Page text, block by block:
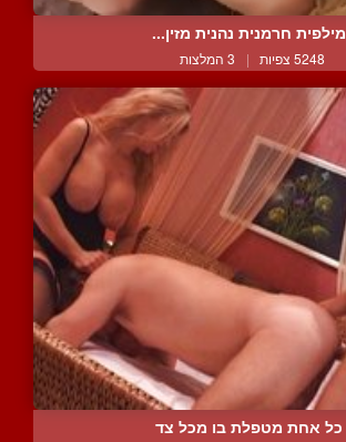
מילפית חרמנית נהנית מזין...
5248 צפיות | 3 המלצות
כל אחת מטפלת בו מכל צד